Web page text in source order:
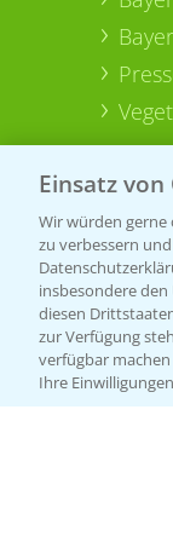
Einsatz von
Wir würden gerne
zu verbessern
insbesondere
diesen
zur Verfügung
verfügbar
Ihre